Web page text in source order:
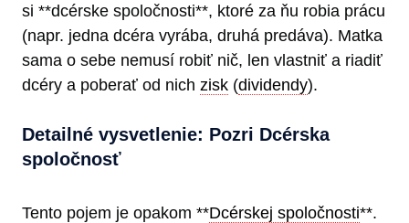
si **dcérske spoločnosti**, ktoré za ňu robia prácu
(napr. jedna dcéra vyrába, druhá predáva). Matka
sama o sebe nemusí robiť nič, len vlastniť a riadiť
dcéry a poberať od nich zisk (dividendy).
Detailné vysvetlenie: Pozri Dcérska
spoločnosť
Tento pojem je opakom **Dcérskej spoločnosti**.